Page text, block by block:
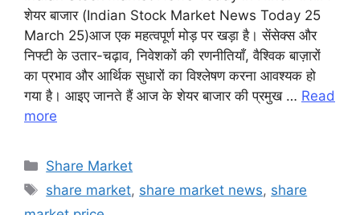
c
e
b
o
o
itt
er
ai
l
at
s
A
p
p
s
s
e
n
g
e
gr
a
m
शेयर बाजार (Indian Stock Market News Today 25
March 25)आज एक महत्वपूर्ण मोड़ पर खड़ा है। सेंसेक्स और
निफ्टी के उतार-चढ़ाव, निवेशकों की रणनीतियाँ, वैश्विक बाज़ारों
का प्रभाव और आर्थिक सुधारों का विश्लेषण करना आवश्यक हो
गया है। आइए जानते हैं आज के शेयर बाजार की प्रमुख … Read
more
Categories
Share Market
Tags
share market, share market news, share